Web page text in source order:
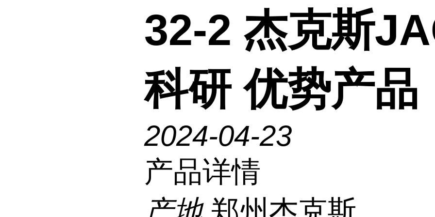
32-2 杰克斯
科研 优势产品
2024-04-23
产品详情